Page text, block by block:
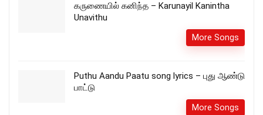
கருணையில் கனிந்த – Karunayil Kanintha
Unavithu
More Songs
Puthu Aandu Paatu song lyrics – புது ஆண்டு
பாட்டு
More Songs